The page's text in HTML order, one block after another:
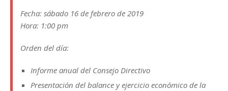
Fecha: sábado 16 de febrero de 2019
Hora: 1:00 pm
Orden del día:
Informe anual del Consejo Directivo
Presentación del balance y ejercicio económico de la